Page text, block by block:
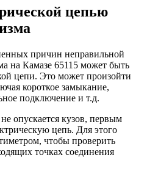
цепью
причин неправильной
на Камазе 65115 может быть
цепи. Это может произойти
короткое замыкание,
подключение и т.д.
опускается кузов, первым
цепь. Для этого
чтобы проверить
точках соединения